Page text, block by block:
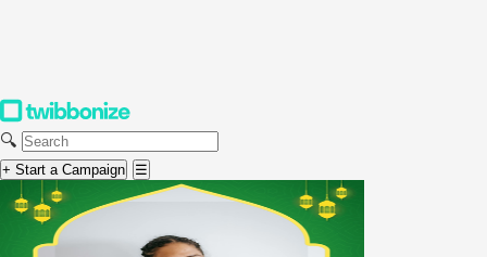
🔍
+ Start a Campaign ☰